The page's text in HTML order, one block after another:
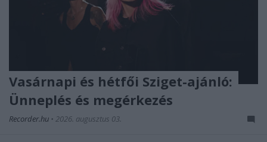
Vasárnapi és hétfői Sziget-ajánló:
Ünneplés és megérkezés
Recorder.hu • 2026. augusztus 03.